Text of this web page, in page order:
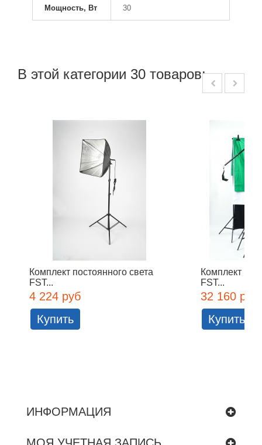
Мощность, Вт 30
В этой категории 30 товаров:
Комплект постоянного света
FST...
4 224 руб
Купить
Комплект
FST...
32 160 руб
Купить
ИНФОРМАЦИЯ